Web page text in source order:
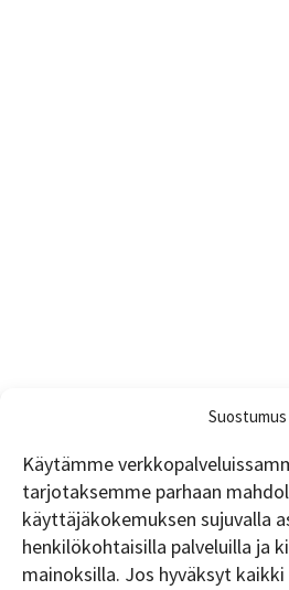
Suostumus
Käytämme
tarjotaksemme parhaan
käyttäjäkokemuksen sujuvalla
henkilökohtaisilla palveluilla ja
mainoksilla. Jos hyväksyt